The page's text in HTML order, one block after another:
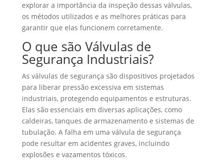
explorar a importância da inspeção dessas válvulas,
os métodos utilizados e as melhores práticas para
garantir que elas funcionem corretamente.
O que são Válvulas de
Segurança Industriais?
As válvulas de segurança são dispositivos projetados
para liberar pressão excessiva em sistemas
industriais, protegendo equipamentos e estruturas.
Elas são essenciais em diversas aplicações, como
caldeiras, tanques de armazenamento e sistemas de
tubulação. A falha em uma válvula de segurança
pode resultar em acidentes graves, incluindo
explosões e vazamentos tóxicos.